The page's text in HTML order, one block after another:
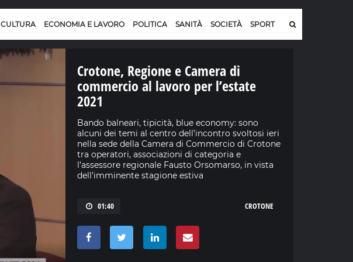
CULTURA ECONOMIA E LAVORO POLITICA SANITÀ SOCIETÀ SPORT
Crotone, Regione e Camera di
commercio al lavoro per l’estate
2021
Bando balneari, tipicità, blue economy: sono
alcuni dei temi al centro dell’incontro svoltosi ieri
nella sede della Camera di Commercio di Crotone
tra operatori, associazioni di categoria e
l’assessore regionale Fausto Orsomarso, in vista
dell’imminente stagione estiva
01:40 CROTONE